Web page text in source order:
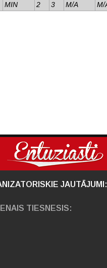
MIN
2 3 M/A M/
JAUTĀJUMI:
TIESNESIS: